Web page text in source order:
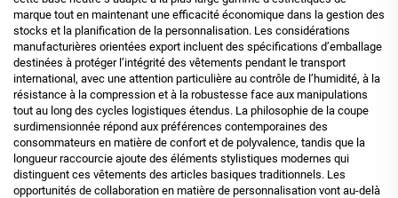
marque tout en maintenant une efficacité économique dans la gestion des
stocks et la planification de la personnalisation. Les considérations
manufacturières orientées export incluent des spécifications d’emballage
destinées à protéger l’intégrité des vêtements pendant le transport
international, avec une attention particulière au contrôle de l’humidité, à la
résistance à la compression et à la robustesse face aux manipulations
tout au long des cycles logistiques étendus. La philosophie de la coupe
surdimensionnée répond aux préférences contemporaines des
consommateurs en matière de confort et de polyvalence, tandis que la
longueur raccourcie ajoute des éléments stylistiques modernes qui
distinguent ces vêtements des articles basiques traditionnels. Les
opportunités de collaboration en matière de personnalisation vont au-delà